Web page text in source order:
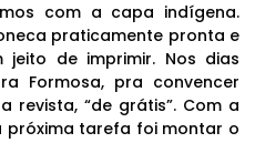
com a capa indígena.
praticamente pronta e
de imprimir. Nos dias
Formosa, pra convencer
revista, “de grátis”. Com a
próxima tarefa foi montar o